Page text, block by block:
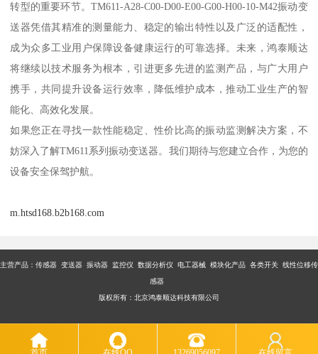
转型的重要环节。TM611-A28-C00-D00-E00-G00-H00-10-M42振动变
送器凭借其精准的测量能力、稳定的输出特性以及广泛的适配性，
成为众多工业用户保障设备健康运行的可靠选择。未来，鸿泰顺达
将继续以技术服务为根本，引进更多先进的监测产品，与广大用户
携手，共同提升设备运行效率，降低维护成本，推动工业生产的智
能化、高效化发展。
如果您正在寻找一款性能稳定、性价比高的振动监测解决方案，不
妨深入了解TM611系列振动变送器。我们期待与您建立合作，为您的
设备安全保驾护航。
m.htsd168.b2b168.com
主营产品：传感器 变送器 振动器 监控仪 数据分析仪 电工器械 模块化产品 各类开关 线性位移传
感器
版权所有：北京鸿泰顺达科技有限公司